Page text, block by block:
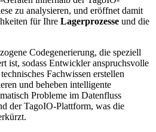
zu analysieren, und eröffnet damit
für Ihre Lagerprozesse und die
Codegenerierung, die speziell
ist, sodass Entwickler anspruchsvolle
Fachwissen erstellen
und beheben intelligente
Probleme im Datenfluss
der TagoIO-Plattform, was die